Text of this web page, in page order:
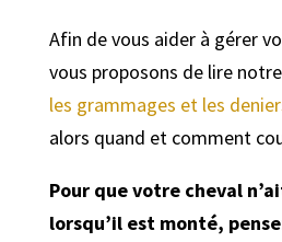
Afin de vous aider à gérer
vous proposons de lire
les grammages et les
alors quand et comment
Pour que votre cheval
lorsqu’il est monté,